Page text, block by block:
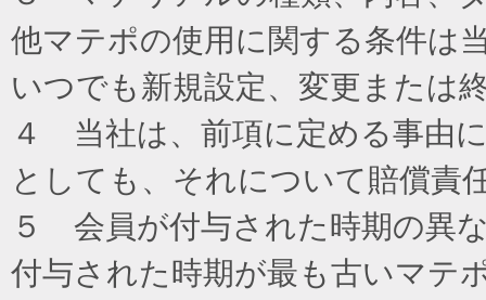
他マテポの使用に関する条件は
いつでも新規設定、変更または
４ 当社は、前項に定める事由
としても、それについて賠償責
５ 会員が付与された時期の異
付与された時期が最も古いマテ